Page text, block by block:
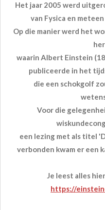
Het jaar 2005 werd
van Fysica en
Op die manier werd het
waarin Albert Einstein
publiceerde in het
die een schokgolf
Voor die
een lezing met als titel
verbonden kwam er een
Je leest alles
https://